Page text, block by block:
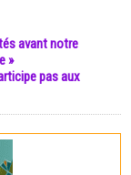
avant notre
»
pas aux